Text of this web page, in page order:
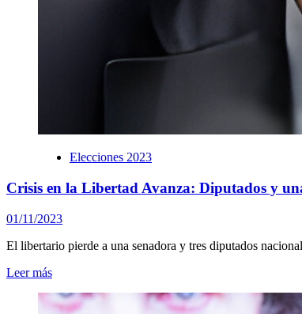
Elecciones 2023
Crisis en la Libertad Avanza: Diputados y
01/11/2023
El libertario pierde a una senadora y tres diputados
Leer más